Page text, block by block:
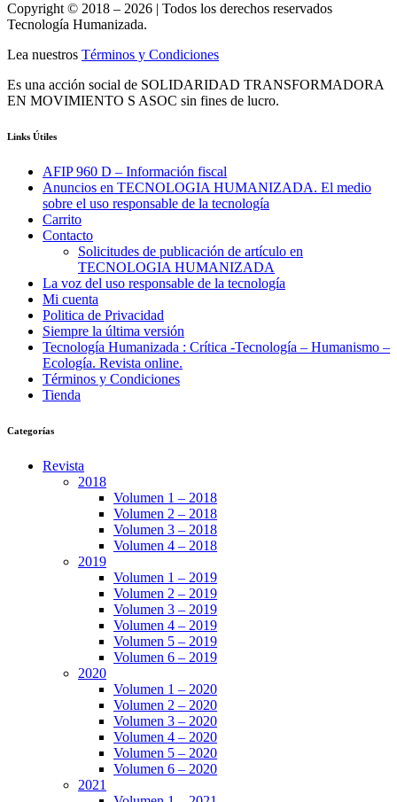
Copyright © 2018 – 2026 | Todos los derechos reservados
Tecnología Humanizada.
Lea nuestros Términos y Condiciones
Es una acción social de SOLIDARIDAD TRANSFORMADORA
EN MOVIMIENTO S ASOC sin fines de lucro.
Links Útiles
AFIP 960 D – Información fiscal
Anuncios en TECNOLOGIA HUMANIZADA. El medio
sobre el uso responsable de la tecnología
Carrito
Contacto
Solicitudes de publicación de artículo en
TECNOLOGIA HUMANIZADA
La voz del uso responsable de la tecnología
Mi cuenta
Politica de Privacidad
Siempre la última versión
Tecnología Humanizada : Crítica -Tecnología – Humanismo –
Ecología. Revista online.
Términos y Condiciones
Tienda
Categorías
Revista
2018
Volumen 1 – 2018
Volumen 2 – 2018
Volumen 3 – 2018
Volumen 4 – 2018
2019
Volumen 1 – 2019
Volumen 2 – 2019
Volumen 3 – 2019
Volumen 4 – 2019
Volumen 5 – 2019
Volumen 6 – 2019
2020
Volumen 1 – 2020
Volumen 2 – 2020
Volumen 3 – 2020
Volumen 4 – 2020
Volumen 5 – 2020
Volumen 6 – 2020
2021